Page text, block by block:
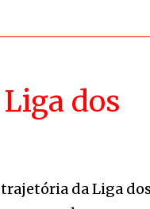
dos
trajetória da Liga